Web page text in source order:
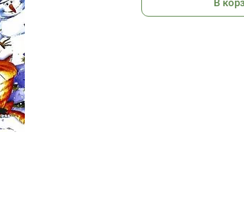
В